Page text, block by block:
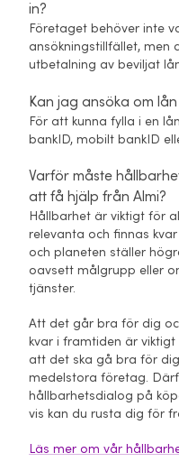
in?
Företaget behöver inte
ansökningstillfället, men
utbetalning av beviljat
Kan jag ansöka om
För att kunna fylla i en
bankID, mobilt bankID
Varför måste
att få hjälp från Almi?
Hållbarhet är viktigt för
relevanta och finnas
och planeten ställer
oavsett målgrupp eller
tjänster.
Att det går bra för dig
kvar i framtiden är
att det ska gå bra för
medelstora företag.
hållbarhetsdialog på
vis kan du rusta dig för
Läs mer om vår